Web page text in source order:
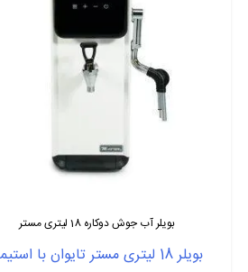
بویلر آب جوش دوکاره 18 لیتری مستر
بویلر 18 لیتری مستر تایوان با